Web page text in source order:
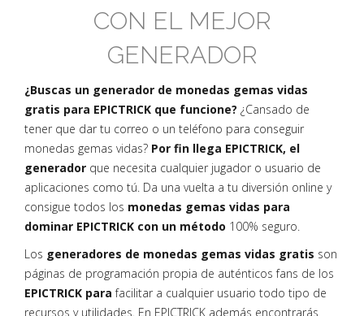
CON EL MEJOR
GENERADOR
¿Buscas un generador de monedas gemas vidas
gratis para EPICTRICK que funcione? ¿Cansado de
tener que dar tu correo o un teléfono para conseguir
monedas gemas vidas? Por fin llega EPICTRICK, el
generador que necesita cualquier jugador o usuario de
aplicaciones como tú. Da una vuelta a tu diversión online y
consigue todos los monedas gemas vidas para
dominar EPICTRICK con un método 100% seguro.
Los generadores de monedas gemas vidas gratis son
páginas de programación propia de auténticos fans de los
EPICTRICK para facilitar a cualquier usuario todo tipo de
recursos y utilidades. En EPICTRICK además encontrarás